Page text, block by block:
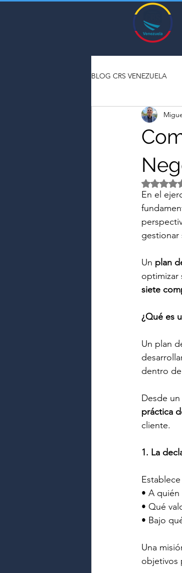
BLOG CRS VENEZUELA
En el
gestionar
Un plan
optimizar
siete
¿Qué es
Un plan
dentro
Desde
práctica
cliente.
1. La
• A quién
• Qué
• Bajo
Una
objetivos